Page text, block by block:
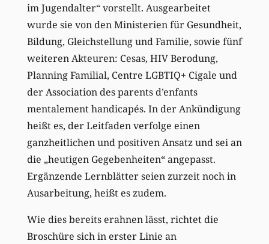
im Jugendalter“ vorstellt. Ausgearbeitet
wurde sie von den Ministerien für Gesundheit,
Bildung, Gleichstellung und Familie, sowie fünf
weiteren Akteuren: Cesas, HIV Berodung,
Planning Familial, Centre LGBTIQ+ Cigale und
der Association des parents d’enfants
mentalement handicapés. In der Ankündigung
heißt es, der Leitfaden verfolge einen
ganzheitlichen und positiven Ansatz und sei an
die „heutigen Gegebenheiten“ angepasst.
Ergänzende Lernblätter seien zurzeit noch in
Ausarbeitung, heißt es zudem.
Wie dies bereits erahnen lässt, richtet die
Broschüre sich in erster Linie an